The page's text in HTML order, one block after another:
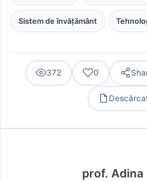
Sistem de învățământ
372 0
prof. Adina